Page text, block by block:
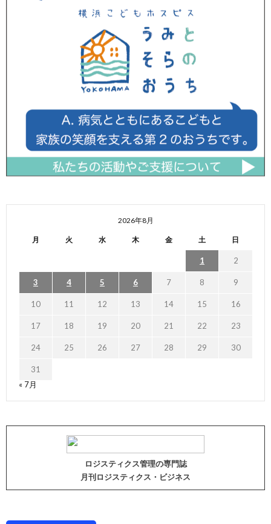
2026年8月
月 火 水 木 金 土 日
1 2
3 4 5 6 7 8 9
10 11 12 13 14 15 16
17 18 19 20 21 22 23
24 25 26 27 28 29 30
31
« 7月
ロジスティクス管理の専門誌
月刊ロジスティクス・ビジネス